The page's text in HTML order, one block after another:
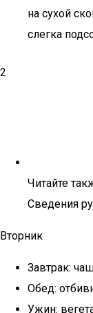
на сухой
слегка
2
Читайте
Сведения
Вторник
Завтрак:
Обед:
Ужин: